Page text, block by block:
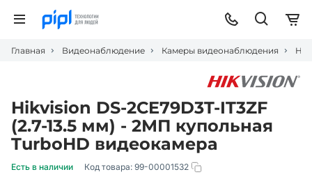
Главная Видеонаблюдение Камеры видеонаблюдения
Hikvision DS-2CE79D3T-IT3ZF
(2.7-13.5 мм) - 2МП купольная
TurboHD видеокамера
Есть в наличии Код товара: 99-00001532